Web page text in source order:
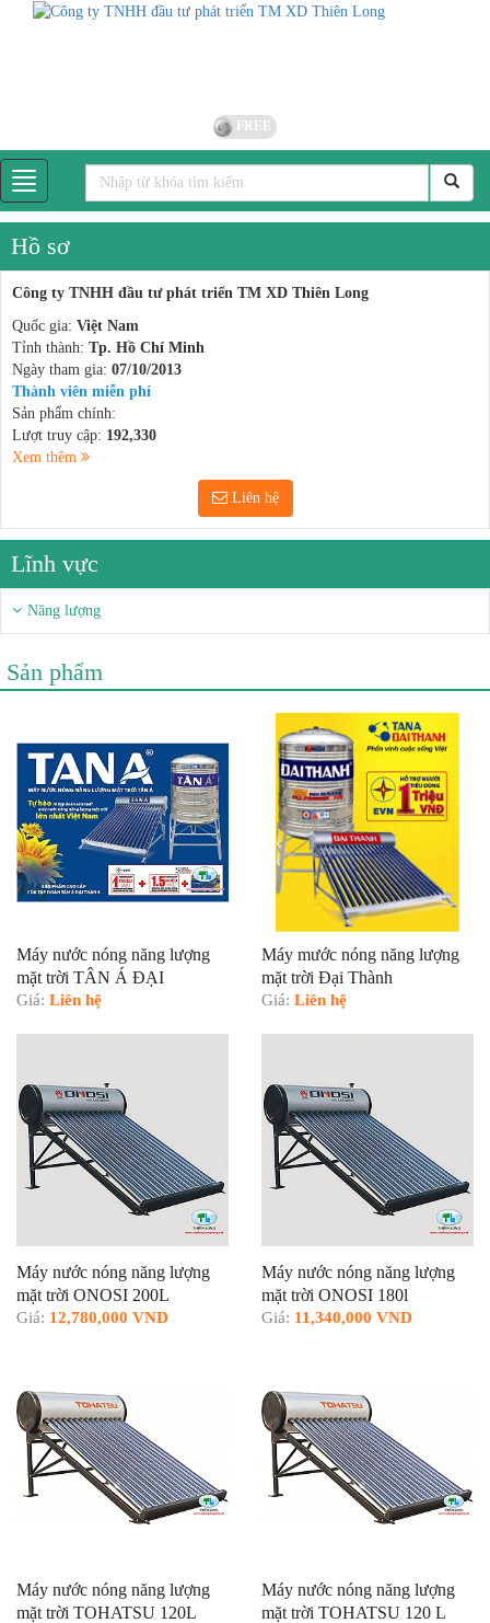
FREE
Hồ sơ
Công ty TNHH đầu tư phát triển TM XD Thiên Long
Quốc gia: Việt Nam
Tỉnh thành: Tp. Hồ Chí Minh
Ngày tham gia: 07/10/2013
Thành viên miễn phí
Sản phẩm chính:
Lượt truy cập: 192,330
Xem thêm
Liên hệ
Lĩnh vực
Năng lượng
Sản phẩm
Máy nước nóng năng lượng
mặt trời TÂN Á ĐẠI
THÀNH
Giá: Liên hệ
Máy mước nóng năng lượng
mặt trời Đại Thành
Giá: Liên hệ
Máy nước nóng năng lượng
mặt trời ONOSI 200L
Giá: 12,780,000 VND
Máy nước nóng năng lượng
mặt trời ONOSI 180l
Giá: 11,340,000 VND
Máy nước nóng năng lượng
mặt trời TOHATSU 120L
Máy nước nóng năng lượng
mặt trời TOHATSU 120 L